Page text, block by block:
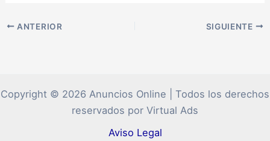
ANTERIOR SIGUIENTE
Copyright © 2026 Anuncios Online | Todos los derechos
reservados por Virtual Ads
Aviso Legal